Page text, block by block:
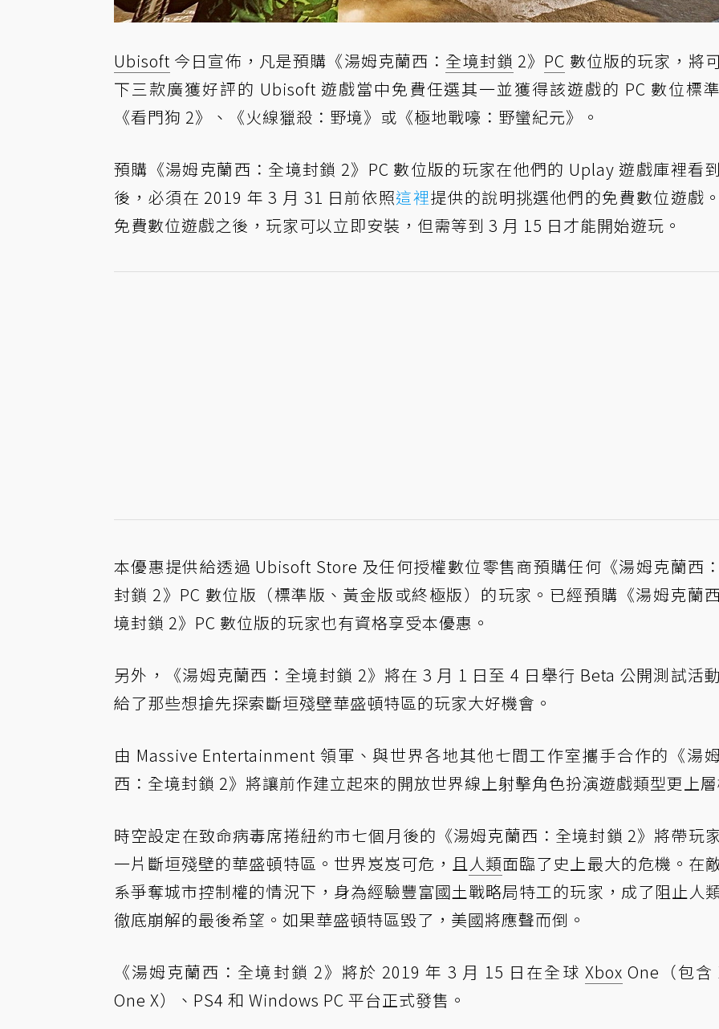
Ubisoft 今日宣佈，凡是預購《湯姆克蘭西： 全境封鎖 2》 PC 數位版的玩家，將
下三款廣獲好評的 Ubisoft 遊戲當中免費任選其一並獲得該遊戲的 PC 數位標
《看門狗 2》、《火線獵殺：野境》或《極地戰嚎：野蠻紀元》。
預購《湯姆克蘭西：全境封鎖 2》PC 數位版的玩家在他們的 Uplay 遊戲庫裡看
後，必須在 2019 年 3 月 31 日前依照這裡提供的說明挑選他們的免費數位遊戲
免費數位遊戲之後，玩家可以立即安裝，但需等到 3 月 15 日才能開始遊玩。
本優惠提供給透過 Ubisoft Store 及任何授權數位零售商預購任何《湯姆克蘭西
封鎖 2》PC 數位版（標準版、黃金版或終極版）的玩家。已經預購《湯姆克蘭
境封鎖 2》PC 數位版的玩家也有資格享受本優惠。
另外，《湯姆克蘭西：全境封鎖 2》將在 3 月 1 日至 4 日舉行 Beta 公開測試活
給了那些想搶先探索斷垣殘壁華盛頓特區的玩家大好機會。
由 Massive Entertainment 領軍、與世界各地其他七間工作室攜手合作的《湯
西：全境封鎖 2》將讓前作建立起來的開放世界線上射擊角色扮演遊戲類型更上
時空設定在致命病毒席捲紐約市七個月後的《湯姆克蘭西：全境封鎖 2》將帶玩
一片斷垣殘壁的華盛頓特區。世界岌岌可危，且人類面臨了史上最大的危機。在
系爭奪城市控制權的情況下，身為經驗豐富國土戰略局特工的玩家，成了阻止人
徹底崩解的最後希望。如果華盛頓特區毀了，美國將應聲而倒。
《湯姆克蘭西：全境封鎖 2》將於 2019 年 3 月 15 日在全球 Xbox One（包含
One X）、PS4 和 Windows PC 平台正式發售。